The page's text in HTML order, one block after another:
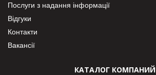
Послуги з надання інформації
Відгуки
Контакти
Вакансії
КАТАЛОГ КОМПАНИЙ